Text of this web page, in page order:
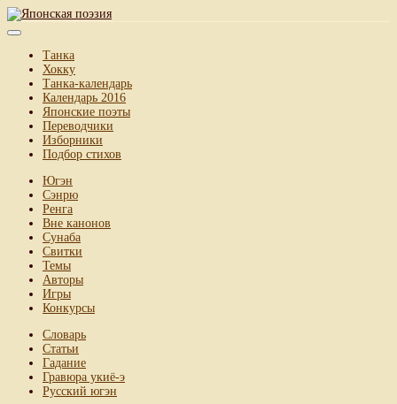
Танка
Хокку
Танка-календарь
Календарь 2016
Японские поэты
Переводчики
Изборники
Подбор стихов
Югэн
Сэнрю
Ренга
Вне канонов
Сунаба
Свитки
Темы
Авторы
Игры
Конкурсы
Словарь
Статьи
Гадание
Гравюра укиё-э
Русский югэн